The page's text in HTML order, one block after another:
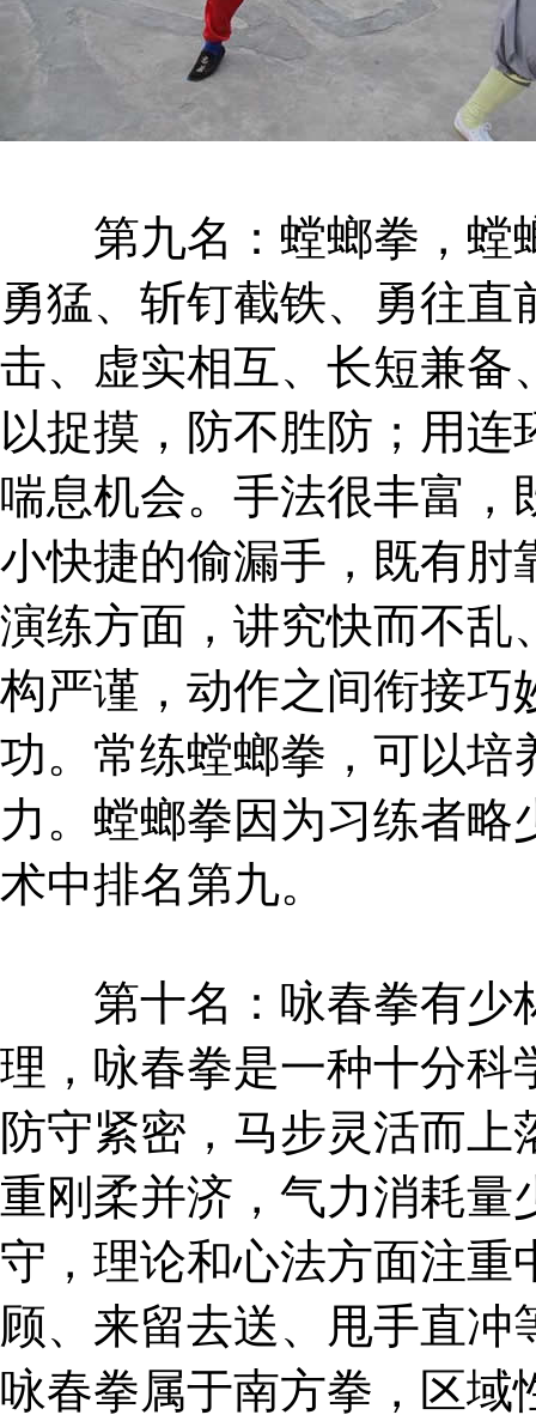
第九名：螳螂拳，螳
勇猛、斩钉截铁、勇往
击、虚实相互、长短兼备
以捉摸，防不胜防；用
喘息机会。手法很丰富，
小快捷的偷漏手，既有肘
演练方面，讲究快而不乱
构严谨，动作之间衔接巧
功。常练螳螂拳，可以培
力。螳螂拳因为习练者
术中排名第九。
第十名：咏春拳有少
理，咏春拳是一种十分科
防守紧密，马步灵活而
重刚柔并济，气力消耗量
守，理论和心法方面注重
顾、来留去送、甩手直
咏春拳属于南方拳，区域